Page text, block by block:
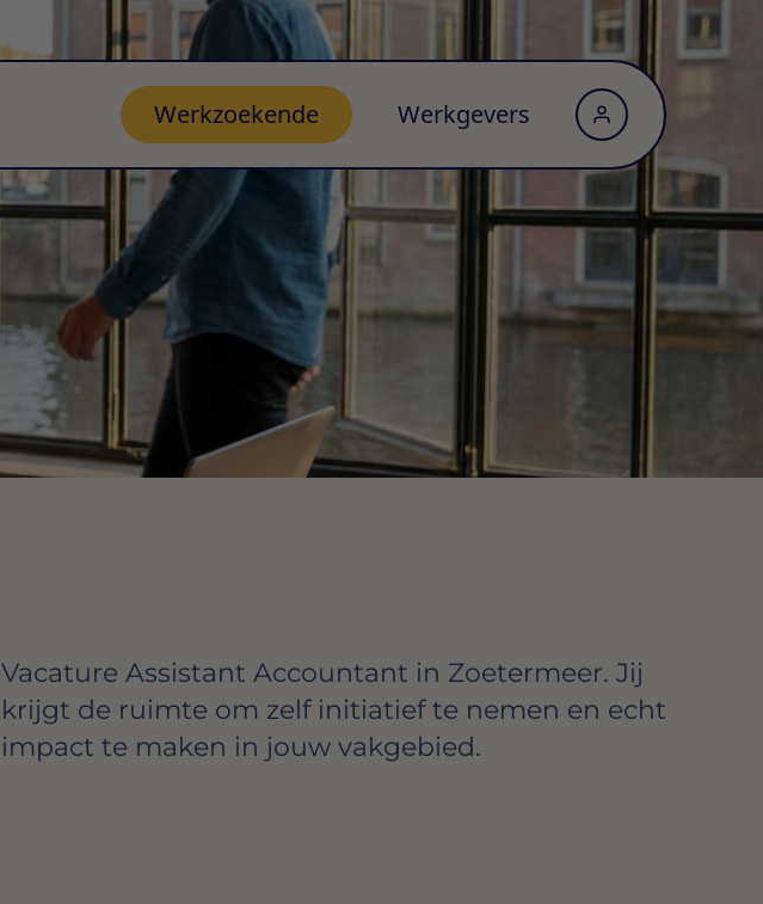
Werkzoekende Werkgevers
Vacature Assistant Accountant in Zoetermeer. Jij
krijgt de ruimte om zelf initiatief te nemen en echt
impact te maken in jouw vakgebied.